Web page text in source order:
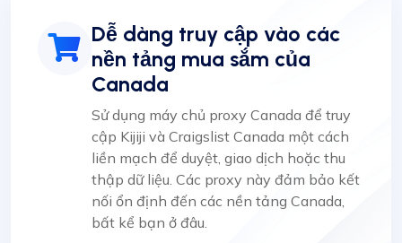
Dễ dàng truy cập vào các
nền tảng mua sắm của
Canada
Sử dụng máy chủ proxy Canada để truy
cập Kijiji và Craigslist Canada một cách
liền mạch để duyệt, giao dịch hoặc thu
thập dữ liệu. Các proxy này đảm bảo kết
nối ổn định đến các nền tảng Canada,
bất kể bạn ở đâu.